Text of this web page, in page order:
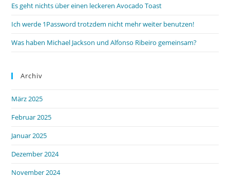
Es geht nichts über einen leckeren Avocado Toast
Ich werde 1Password trotzdem nicht mehr weiter benutzen!
Was haben Michael Jackson und Alfonso Ribeiro gemeinsam?
Archiv
März 2025
Februar 2025
Januar 2025
Dezember 2024
November 2024